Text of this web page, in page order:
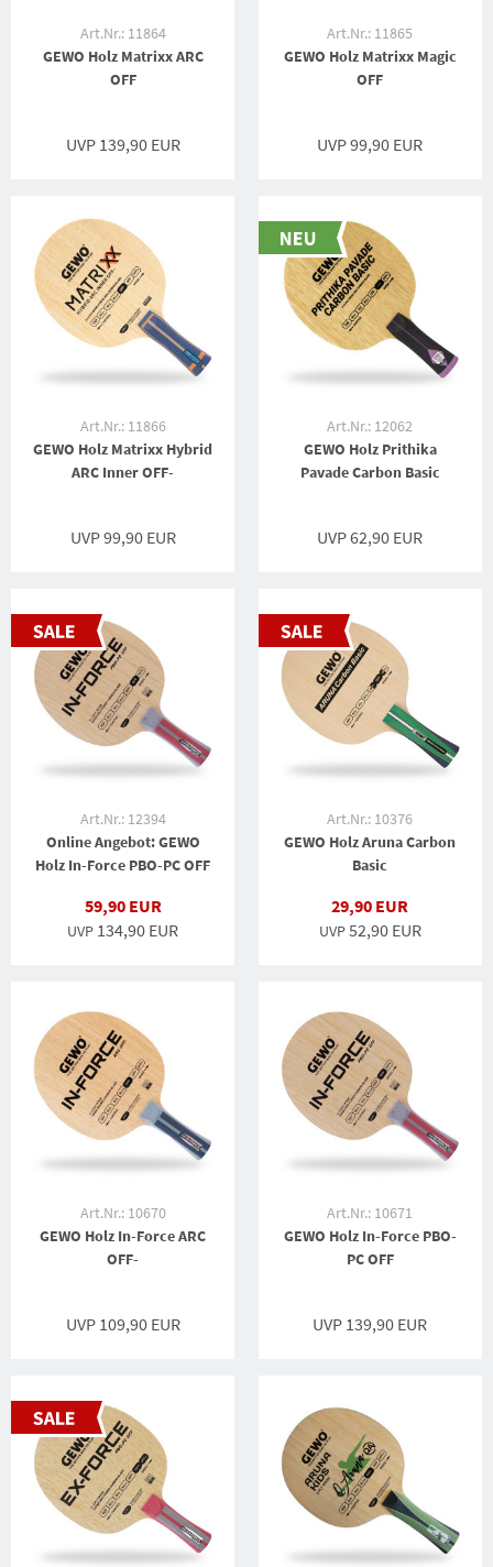
Art.Nr.: 11864
GEWO Holz Matrixx ARC
OFF
UVP 139,90 EUR
Art.Nr.: 11865
GEWO Holz Matrixx Magic
OFF
UVP 99,90 EUR
Art.Nr.: 11866
GEWO Holz Matrixx Hybrid
ARC Inner OFF-
UVP 99,90 EUR
Art.Nr.: 12062
GEWO Holz Prithika
Pavade Carbon Basic
UVP 62,90 EUR
Art.Nr.: 12394
Online Angebot: GEWO
Holz In-Force PBO-PC OFF
59,90 EUR
UVP 134,90 EUR
Art.Nr.: 10376
GEWO Holz Aruna Carbon
Basic
29,90 EUR
UVP52,90 EUR
Art.Nr.: 10670
GEWO Holz In-Force ARC
OFF-
UVP 109,90 EUR
Art.Nr.: 10671
GEWO Holz In-Force PBO-
PC OFF
UVP 139,90 EUR